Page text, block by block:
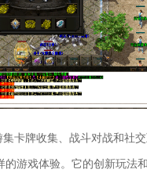
卡牌收集、战斗对战和社
的游戏体验。它的创新玩法